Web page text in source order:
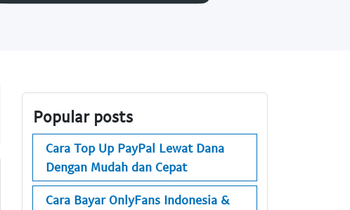
Popular posts
Cara Top Up PayPal Lewat Dana
Dengan Mudah dan Cepat
Cara Bayar OnlyFans Indonesia &